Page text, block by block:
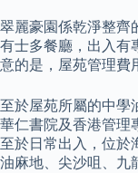
翠麗豪園係乾淨整齊
有士多餐廳，出入有
意的是，屋苑管理費
至於屋苑所屬的中學
華仁書院及香港管理
至於日常出入，位於
油麻地、尖沙咀、九